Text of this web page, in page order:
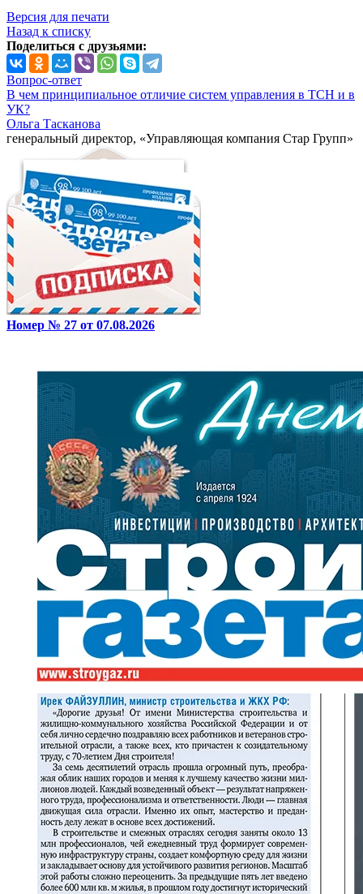
Версия для печати
Назад к списку
Поделиться с друзьями:
Вопрос-ответ
В чем принципиальное отличие систем управления в ТСН и в
УК?
Ольга Тасканова
генеральный директор, «Управляющая компания Стар Групп»
Номер № 27 от 07.08.2026